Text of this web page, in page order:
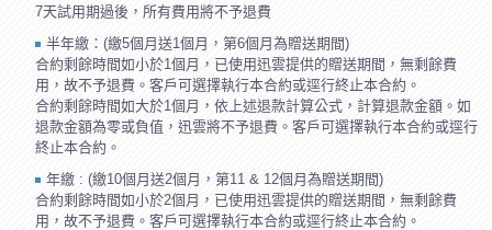
7天試用期過後，所有費用將不予退費
半年繳：(繳5個月送1個月，第6個月為贈送期間)
合約剩餘時間如小於1個月，已使用迅雲提供的贈送期間，無剩餘費
用，故不予退費。客戶可選擇執行本合約或逕行終止本合約。
合約剩餘時間如大於1個月，依上述退款計算公式，計算退款金額。如
退款金額為零或負值，迅雲將不予退費。客戶可選擇執行本合約或逕行
終止本合約。
年繳 : (繳10個月送2個月，第11 & 12個月為贈送期間)
合約剩餘時間如小於2個月，已使用迅雲提供的贈送期間，無剩餘費
用，故不予退費。客戶可選擇執行本合約或逕行終止本合約。